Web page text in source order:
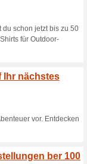
für
mit